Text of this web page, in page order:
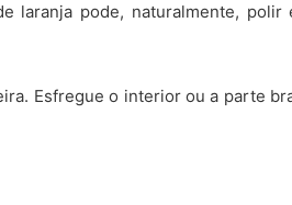
laranja pode, naturalmente,
Esfregue o interior ou a parte